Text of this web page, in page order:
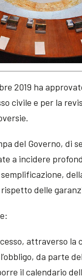
2019 ha
civile e per la
del Governo, di
a incidere
delle
attraverso la
da parte
il calendario